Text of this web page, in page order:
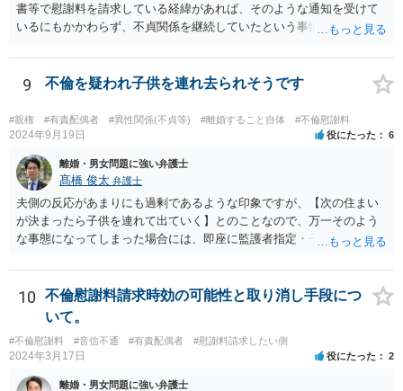
書等で慰謝料を請求している経緯があれば、そのような通知を受けて
いるにもかかわらず、不貞関係を継続していたという事情は悪質性を
ている裁判例もありますので、担当弁護士に確認してみるとよいでし
ょう。 ＞・この事実が何か今回の裁判に影響することはあるのでしょ
が、不貞が継続している事実自体は、上記のとおり増額事由になり得
るので、請求を拡張するか、現状の請求額が認容されやすいように今
後の攻防で主張立証していくことになるでしょう。方針について、担
当弁護士とよく相談してみるとよいと思います。
9 不倫を疑われ子供を連れ去られそうです
#親権 #有責配偶者 #異性関係(不貞等) #離婚すること自体 #不倫慰謝料
2024年9月19日 役にたった 6
離婚・男女問題に強い弁護士
髙橋 俊太 弁護士
夫側の反応があまりにも過剰であるような印象ですが、【次の住まい
が決まったら子供を連れて出ていく】とのことなので、万一そのよう
な事態になってしまった場合には、即座に監護者指定・子の引渡しの
でしょう。 親権者や監護者の指定が争いになる場合、現在の実務では
「主たる監護者が父母いずれか」という基準で判断されます。具体的
には、子が生まれてから現在に至るまで、産休・育休取得の有無、子
に関する具体的（中心的）監護実績をもとにして、他方配偶者と比較
して、自分が主として子を監護してきた者であるかどうかが重要にな
ります。【子供の監護は平日休日含めて8割私です。】ということでは
10
不倫慰謝料請求時効の可能性と取り消し手段につ
いて。
#不倫慰謝料 #音信不通 #有責配偶者 #慰謝料請求したい側
2024年3月17日 役にたった 2
離婚・男女問題に強い弁護士